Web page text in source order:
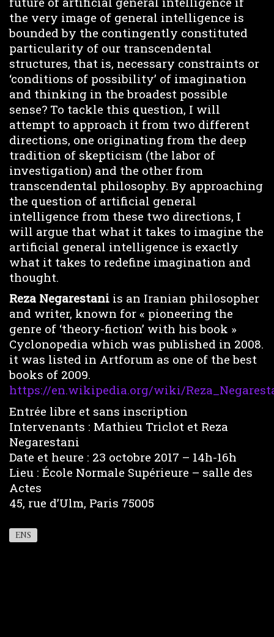
the very image of general intelligence is
bounded by the contingently constituted
particularity of our transcendental
structures, that is, necessary constraints or
‘conditions of possibility’ of imagination
and thinking in the broadest possible
sense? To tackle this question, I will
attempt to approach it from two different
directions, one originating from the deep
tradition of skepticism (the labor of
investigation) and the other from
transcendental philosophy. By approaching
the question of artificial general
intelligence from these two directions, I
will argue that what it takes to imagine the
artificial general intelligence is exactly
what it takes to redefine imagination and
thought.
Reza Negarestani is an Iranian philosopher
and writer, known for « pioneering the
genre of ‘theory-fiction’ with his book »
Cyclonopedia which was published in 2008.
it was listed in Artforum as one of the best
books of 2009.
https://en.wikipedia.org/wiki/
Entrée libre et sans inscription
Intervenants : Mathieu Triclot et Reza
Negarestani
Date et heure : 23 octobre 2017 – 14h-16h
Lieu : École Normale Supérieure – salle des
Actes
45, rue d’Ulm, Paris 75005
ENS